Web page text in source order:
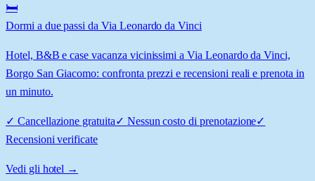
🛏️
Dormi a due passi da Via Leonardo da Vinci
Hotel, B&B e case vacanza vicinissimi a Via Leonardo da Vinci,
Borgo San Giacomo: confronta prezzi e recensioni reali e prenota in
un minuto.
✓ Cancellazione gratuita✓ Nessun costo di prenotazione✓
Recensioni verificate
Vedi gli hotel →